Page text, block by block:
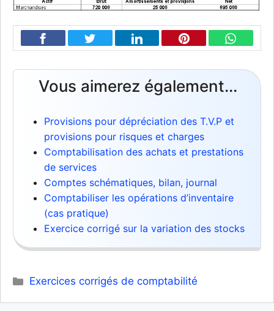
Vous aimerez également...
Provisions pour dépréciation des T.V.P et
provisions pour risques et charges
Comptabilisation des achats et prestations
de services
Comptes schématiques, bilan, journal
Comptabiliser les opérations d’inventaire
(cas pratique)
Exercice corrigé sur la variation des stocks
Catégories
Exercices corrigés de comptabilité